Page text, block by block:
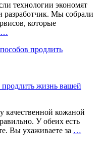
технологии экономят
разработчик. Мы собрали
которые
…
продлить жизнь вашей
качественной кожаной
У обеих есть
Вы ухаживаете за …